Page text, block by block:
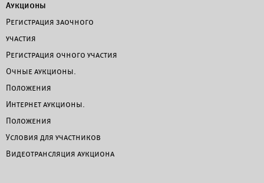
Аукционы
Регистрация заочного
участия
Регистрация очного участия
Очные аукционы.
Положения
Интернет аукционы.
Положения
Условия для участников
Видеотрансляция аукциона